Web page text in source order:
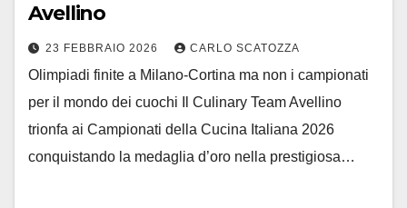
Avellino
23 FEBBRAIO 2026 CARLO SCATOZZA
Olimpiadi finite a Milano-Cortina ma non i campionati
per il mondo dei cuochi Il Culinary Team Avellino
trionfa ai Campionati della Cucina Italiana 2026
conquistando la medaglia d’oro nella prestigiosa…